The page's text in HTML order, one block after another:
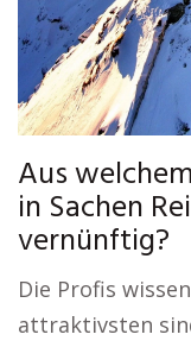
Aus
in Sachen
vernünftig?
Die Profis
attraktivsten